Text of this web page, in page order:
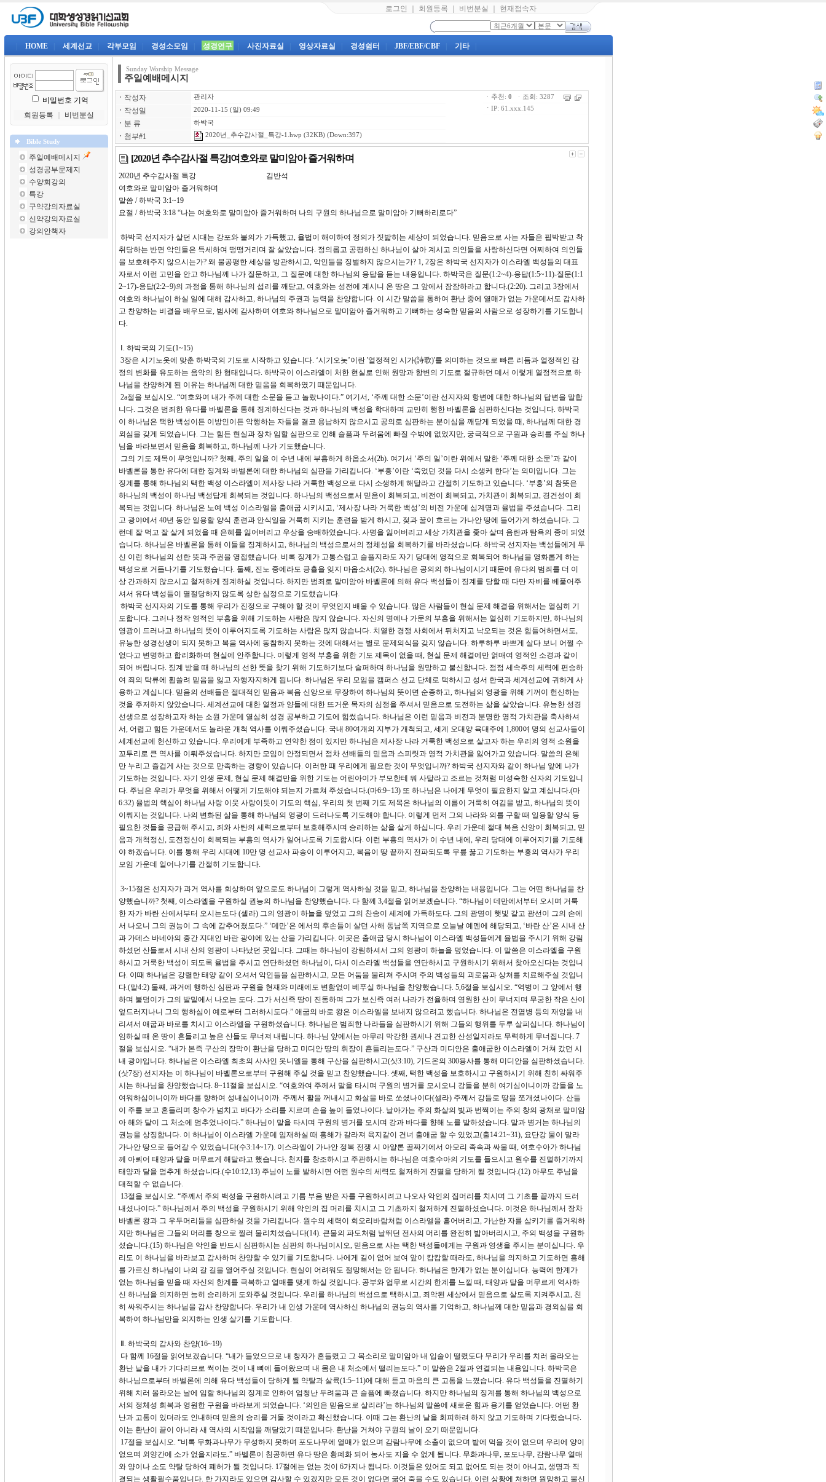
로그인 회원등록 비번분실 현재접속자
HOME 세계선교 각부모임 경성소모임 성경연구 사진자료실 영상자료실 경성쉼터 JBF/EBF/CBF 기타
비밀번호 기억
회원등록
비번분실
Bible Study
주일예배메시지
성경공부문제지
수양회강의
특강
구약강의자료실
신약강의자료실
강의안책자
Sunday Worship Message
주일예배메시지
ㆍ 작성자 관리자
ㆍ 작성일 2020-11-15 (일) 09:49
ㆍ 분 류 하박국
ㆍ 첨부#1 2020년_추수감사절_특강-1.hwp (32KB) (Down:397)
ㆍ추천: 0 ㆍ조회: 3287
ㆍ IP: 61.xxx.145
[2020년 추수감사절 특강]여호와로 말미암아 즐거워하며
2020년 추수감사절 특강 김반석
여호와로 말미암아 즐거워하며
말씀 / 하박국 3:1~19
요절 / 하박국 3:18 “나는 여호와로 말미암아 즐거워하며 나의 구원의 하나님으로 말미암아 기뻐하리로다”
하박국 선지자가 살던 시대는 강포와 불의가 가득했고, 율법이 해이하여 정의가 짓밟히는 세상이 되었습니다. 믿음으로 사는 자들은 핍박받고 착
취당하는 반면 악인들은 득세하여 떵떵거리며 잘 살았습니다. 정의롭고 공평하신 하나님이 살아 계시고 의인들을 사랑하신다면 어찌하여 의인들
을 보호해주지 않으시는가? 왜 불공평한 세상을 방관하시고, 악인들을 징벌하지 않으시는가? 1, 2장은 하박국 선지자가 이스라엘 백성들의 대표
자로서 이런 고민을 안고 하나님께 나가 질문하고, 그 질문에 대한 하나님의 응답을 듣는 내용입니다. 하박국은 질문(1:2~4)-응답(1:5~11)-질문(1:1
2~17)-응답(2:2~9)의 과정을 통해 하나님의 섭리를 깨닫고, 여호와는 성전에 계시니 온 땅은 그 앞에서 잠잠하라고 합니다.(2:20). 그리고 3장에서
여호와 하나님이 하실 일에 대해 감사하고, 하나님의 주권과 능력을 찬양합니다. 이 시간 말씀을 통하여 환난 중에 열매가 없는 가운데서도 감사하
고 찬양하는 비결을 배우므로, 범사에 감사하며 여호와 하나님으로 말미암아 즐거워하고 기뻐하는 성숙한 믿음의 사람으로 성장하기를 기도합니
다.
Ⅰ. 하박국의 기도(1~15)
3장은 시기노옷에 맞춘 하박국의 기도로 시작하고 있습니다. ‘시기오놋’이란 '열정적인 시가(詩歌)'를 의미하는 것으로 빠른 리듬과 열정적인 감
정의 변화를 유도하는 음악의 한 형태입니다. 하박국이 이스라엘이 처한 현실로 인해 원망과 항변의 기도로 절규하던 데서 이렇게 열정적으로 하
나님을 찬양하게 된 이유는 하나님께 대한 믿음을 회복하였기 때문입니다.
2a절을 보십시오. “여호와여 내가 주께 대한 소문을 듣고 놀랐나이다.” 여기서, ‘주께 대한 소문’이란 선지자의 항변에 대한 하나님의 답변을 말합
니다. 그것은 범죄한 유다를 바벨론을 통해 징계하신다는 것과 하나님의 백성을 학대하며 교만히 행한 바벨론을 심판하신다는 것입니다. 하박국
이 하나님은 택한 백성이든 이방인이든 악행하는 자들을 결코 용납하지 않으시고 공의로 심판하는 분이심을 깨닫게 되었을 때, 하나님께 대한 경
외심을 갖게 되었습니다. 그는 힘든 현실과 장차 임할 심판으로 인해 슬픔과 두려움에 빠질 수밖에 없었지만, 궁극적으로 구원과 승리를 주실 하나
님을 바라보면서 믿음을 회복하고, 하나님께 나가 기도했습니다.
그의 기도 제목이 무엇입니까? 첫째, 주의 일을 이 수년 내에 부흥하게 하옵소서(2b). 여기서 ‘주의 일’이란 위에서 말한 ‘주께 대한 소문’과 같이
바벨론을 통한 유다에 대한 징계와 바벨론에 대한 하나님의 심판을 가리킵니다. ‘부흥’이란 ‘죽었던 것을 다시 소생케 한다’는 의미입니다. 그는
징계를 통해 하나님의 택한 백성 이스라엘이 제사장 나라 거룩한 백성으로 다시 소생하게 해달라고 간절히 기도하고 있습니다. ‘부흥’의 참뜻은
하나님의 백성이 하나님 백성답게 회복되는 것입니다. 하나님의 백성으로서 믿음이 회복되고, 비전이 회복되고, 가치관이 회복되고, 경건성이 회
복되는 것입니다. 하나님은 노예 백성 이스라엘을 출애굽 시키시고, ‘제사장 나라 거룩한 백성’의 비전 가운데 십계명과 율법을 주셨습니다. 그리
고 광야에서 40년 동안 일용할 양식 훈련과 안식일을 거룩히 지키는 훈련을 받게 하시고, 젖과 꿀이 흐르는 가나안 땅에 들어가게 하셨습니다. 그
런데 잘 먹고 잘 살게 되었을 때 은혜를 잃어버리고 우상을 숭배하였습니다. 사명을 잃어버리고 세상 가치관을 좇아 살며 음란과 탐욕의 종이 되었
습니다. 하나님은 바벨론을 통해 이들을 징계하시고, 하나님의 백성으로서의 정체성을 회복하기를 바라셨습니다. 하박국 선지자는 백성들에게 두
신 이런 하나님의 선한 뜻과 주권을 영접했습니다. 비록 징계가 고통스럽고 슬플지라도 자기 당대에 영적으로 회복되어 하나님을 영화롭게 하는
백성으로 거듭나기를 기도했습니다. 둘째, 진노 중에라도 긍휼을 잊지 마옵소서(2c). 하나님은 공의의 하나님이시기 때문에 유다의 범죄를 더 이
상 간과하지 않으시고 철저하게 징계하실 것입니다. 하지만 범죄로 말미암아 바벨론에 의해 유다 백성들이 징계를 당할 때 다만 자비를 베풀어주
셔서 유다 백성들이 멸절당하지 않도록 상한 심정으로 기도했습니다.
하박국 선지자의 기도를 통해 우리가 진정으로 구해야 할 것이 무엇인지 배울 수 있습니다. 많은 사람들이 현실 문제 해결을 위해서는 열심히 기
도합니다. 그러나 정작 영적인 부흥을 위해 기도하는 사람은 많지 않습니다. 자신의 명예나 가문의 부흥을 위해서는 열심히 기도하지만, 하나님의
영광이 드러나고 하나님의 뜻이 이루어지도록 기도하는 사람은 많지 않습니다. 치열한 경쟁 사회에서 뒤처지고 낙오되는 것은 힘들어하면서도,
유능한 성경선생이 되지 못하고 복음 역사에 동참하지 못하는 것에 대해서는 별로 문제의식을 갖지 않습니다. 하루하루 바쁘게 살다 보니 어쩔 수
없다고 변명하고 합리화하며 현실에 안주합니다. 이렇게 영적 부흥을 위한 기도 제목이 없을 때, 현실 문제 해결에만 얽매여 영적인 소경과 같이
되어 버립니다. 징계 받을 때 하나님의 선한 뜻을 찾기 위해 기도하기보다 슬퍼하며 하나님을 원망하고 불신합니다. 점점 세속주의 세력에 편승하
여 죄의 탁류에 휩쓸려 믿음을 잃고 자행자지하게 됩니다. 하나님은 우리 모임을 캠퍼스 선교 단체로 택하시고 성서 한국과 세계선교에 귀하게 사
용하고 계십니다. 믿음의 선배들은 절대적인 믿음과 복음 신앙으로 무장하여 하나님의 뜻이면 순종하고, 하나님의 영광을 위해 기꺼이 헌신하는
것을 주저하지 않았습니다. 세계선교에 대한 열정과 양들에 대한 뜨거운 목자의 심정을 주셔서 믿음으로 도전하는 삶을 살았습니다. 유능한 성경
선생으로 성장하고자 하는 소원 가운데 열심히 성경 공부하고 기도에 힘썼습니다. 하나님은 이런 믿음과 비전과 분명한 영적 가치관을 축사하셔
서, 어렵고 힘든 가운데서도 놀라운 개척 역사를 이뤄주셨습니다. 국내 80여개의 지부가 개척되고, 세계 오대양 육대주에 1,800여 명의 선교사들이
세계선교에 헌신하고 있습니다. 우리에게 부족하고 연약한 점이 있지만 하나님은 제사장 나라 거룩한 백성으로 살고자 하는 우리의 영적 소원을
꼬투리로 큰 역사를 이뤄주셨습니다. 하지만 모임이 안정되면서 점차 선배들의 믿음과 스피릿과 영적 가치관을 잃어가고 있습니다. 말씀의 은혜
만 누리고 즐겁게 사는 것으로 만족하는 경향이 있습니다. 이러한 때 우리에게 필요한 것이 무엇입니까? 하박국 선지자와 같이 하나님 앞에 나가
기도하는 것입니다. 자기 인생 문제, 현실 문제 해결만을 위한 기도는 어린아이가 부모한테 뭐 사달라고 조르는 것처럼 미성숙한 신자의 기도입니
다. 주님은 우리가 무엇을 위해서 어떻게 기도해야 되는지 가르쳐 주셨습니다.(마6:9~13) 또 하나님은 나에게 무엇이 필요한지 알고 계십니다.(마
6:32) 율법의 핵심이 하나님 사랑 이웃 사랑이듯이 기도의 핵심, 우리의 첫 번째 기도 제목은 하나님의 이름이 거룩히 여김을 받고, 하나님의 뜻이
이뤄지는 것입니다. 나의 변화된 삶을 통해 하나님의 영광이 드러나도록 기도해야 합니다. 이렇게 먼저 그의 나라와 의를 구할 때 일용할 양식 등
필요한 것들을 공급해 주시고, 죄와 사탄의 세력으로부터 보호해주시며 승리하는 삶을 살게 하십니다. 우리 가운데 절대 복음 신앙이 회복되고, 믿
음과 개척정신, 도전정신이 회복되는 부흥의 역사가 일어나도록 기도합시다. 이런 부흥의 역사가 이 수년 내에, 우리 당대에 이루어지기를 기도해
야 하겠습니다. 이를 통해 우리 시대에 10만 명 선교사 파송이 이루어지고, 복음이 땅 끝까지 전파되도록 무릎 꿇고 기도하는 부흥의 역사가 우리
모임 가운데 일어나기를 간절히 기도합니다.
3~15절은 선지자가 과거 역사를 회상하며 앞으로도 하나님이 그렇게 역사하실 것을 믿고, 하나님을 찬양하는 내용입니다. 그는 어떤 하나님을 찬
양했습니까? 첫째, 이스라엘을 구원하실 권능의 하나님을 찬양했습니다. 다 함께 3,4절을 읽어보겠습니다. “하나님이 데만에서부터 오시며 거룩
한 자가 바란 산에서부터 오시는도다 (셀라) 그의 영광이 하늘을 덮었고 그의 찬송이 세계에 가득하도다. 그의 광명이 햇빛 같고 광선이 그의 손에
서 나오니 그의 권능이 그 속에 감추어졌도다.” ‘데만’은 에서의 후손들이 살던 사해 동남쪽 지역으로 오늘날 예멘에 해당되고, ‘바란 산’은 시내 산
과 가데스 바네아의 중간 지대인 바란 광야에 있는 산을 가리킵니다. 이곳은 출애굽 당시 하나님이 이스라엘 백성들에게 율법을 주시기 위해 강림
하셨던 산들로서 시내 산의 영광이 나타났던 곳입니다. 그때는 하나님이 강림하셔서 그의 영광이 하늘을 덮었습니다. 이 말씀은 이스라엘을 구원
하시고 거룩한 백성이 되도록 율법을 주시고 연단하셨던 하나님이, 다시 이스라엘 백성들을 연단하시고 구원하시기 위해서 찾아오신다는 것입니
다. 이때 하나님은 강렬한 태양 같이 오셔서 악인들을 심판하시고, 모든 어둠을 물리쳐 주시며 주의 백성들의 괴로움과 상처를 치료해주실 것입니
다.(말4:2) 둘째, 과거에 행하신 심판과 구원을 현재와 미래에도 변함없이 베푸실 하나님을 찬양했습니다. 5,6절을 보십시오. “역병이 그 앞에서 행
하며 불덩이가 그의 발밑에서 나오는 도다. 그가 서신즉 땅이 진동하며 그가 보신즉 여러 나라가 전율하며 영원한 산이 무너지며 무궁한 작은 산이
엎드러지나니 그의 행하심이 예로부터 그러하시도다.” 애굽의 바로 왕은 이스라엘을 보내지 않으려고 했습니다. 하나님은 전염병 등의 재앙을 내
리셔서 애굽과 바로를 치시고 이스라엘을 구원하셨습니다. 하나님은 범죄한 나라들을 심판하시기 위해 그들의 행위를 두루 살피십니다. 하나님이
임하실 때 온 땅이 흔들리고 높은 산들도 무너져 내립니다. 하나님 앞에서는 아무리 막강한 권세나 견고한 산성일지라도 무력하게 무너집니다. 7
절을 보십시오. “내가 본즉 구산의 장막이 환난을 당하고 미디안 땅의 휘장이 흔들리는도다.” 구산과 미디안은 출애굽한 이스라엘이 거쳐 갔던 시
내 광야입니다. 하나님은 이스라엘 최초의 사사인 옷니엘을 통해 구산을 심판하시고(삿3:10), 기드온의 300용사를 통해 미디안을 심판하셨습니다.
(삿7장) 선지자는 이 하나님이 바벨론으로부터 구원해 주실 것을 믿고 찬양했습니다. 셋째, 택한 백성을 보호하시고 구원하시기 위해 친히 싸워주
시는 하나님을 찬양했습니다. 8~11절을 보십시오. “여호와여 주께서 말을 타시며 구원의 병거를 모시오니 강들을 분히 여기심이니이까 강들을 노
여워하심이니이까 바다를 향하여 성내심이니이까. 주께서 활을 꺼내시고 화살을 바로 쏘셨나이다(셀라) 주께서 강들로 땅을 쪼개셨나이다. 산들
이 주를 보고 흔들리며 창수가 넘치고 바다가 소리를 지르며 손을 높이 들었나이다. 날아가는 주의 화살의 빛과 번쩍이는 주의 창의 광채로 말미암
아 해와 달이 그 처소에 멈추었나이다.” 하나님이 말을 타시며 구원의 병거를 모시며 강과 바다를 향해 노를 발하셨습니다. 말과 병거는 하나님의
권능을 상징합니다. 이 하나님이 이스라엘 가운데 임재하실 때 홍해가 갈라져 육지같이 건너 출애굽 할 수 있었고(출14:21~31), 요단강 물이 말라
가나안 땅으로 들어갈 수 있었습니다(수3:14~17). 이스라엘이 가나안 정복 전쟁 시 아얄론 골짜기에서 아모리 족속과 싸울 때, 여호수아가 하나님
께 아뢰어 태양과 달을 머무르게 해달라고 했습니다. 천지를 창조하시고 주관하시는 하나님은 여호수아의 기도를 들으시고 원수를 진멸하기까지
태양과 달을 멈추게 하셨습니다.(수10:12,13) 주님이 노를 발하시면 어떤 원수의 세력도 철저하게 진멸을 당하게 될 것입니다.(12) 아무도 주님을
대적할 수 없습니다.
13절을 보십시오. “주께서 주의 백성을 구원하시려고 기름 부음 받은 자를 구원하시려고 나오사 악인의 집머리를 치시며 그 기초를 끝까지 드러
내셨나이다.” 하나님께서 주의 백성을 구원하시기 위해 악인의 집 머리를 치시고 그 기초까지 철저하게 진멸하셨습니다. 이것은 하나님께서 장차
바벨론 왕과 그 우두머리들을 심판하실 것을 가리킵니다. 원수의 세력이 회오리바람처럼 이스라엘을 흩어버리고, 가난한 자를 삼키기를 즐거워하
지만 하나님은 그들의 머리를 창으로 찔러 물리치셨습니다(14). 큰물의 파도처럼 날뛰던 전사의 머리를 완전히 밟아버리시고, 주의 백성을 구원하
셨습니다.(15) 하나님은 악인을 반드시 심판하시는 심판의 하나님이시오, 믿음으로 사는 택한 백성들에게는 구원과 영생을 주시는 분이십니다. 우
리도 이 하나님을 바라보고 감사하며 찬양할 수 있기를 기도합니다. 나에게 길이 없어 보여 앞이 캄캄할 때라도, 하나님을 의지하고 기도하면 홍해
를 가르신 하나님이 나의 갈 길을 열어주실 것입니다. 현실이 어려워도 절망해서는 안 됩니다. 하나님은 한계가 없는 분이십니다. 능력에 한계가
없는 하나님을 믿을 때 자신의 한계를 극복하고 열매를 맺게 하실 것입니다. 공부와 업무로 시간의 한계를 느낄 때, 태양과 달을 머무르게 역사하
신 하나님을 의지하면 능히 승리하게 도와주실 것입니다. 우리를 하나님의 백성으로 택하시고, 죄악된 세상에서 믿음으로 살도록 지켜주시고, 친
히 싸워주시는 하나님을 감사 찬양합니다. 우리가 내 인생 가운데 역사하신 하나님의 권능의 역사를 기억하고, 하나님께 대한 믿음과 경외심을 회
복하여 하나님만을 의지하는 인생 살기를 기도합니다.
Ⅱ. 하박국의 감사와 찬양(16~19)
다 함께 16절을 읽어보겠습니다. “내가 들었으므로 내 창자가 흔들렸고 그 목소리로 말미암아 내 입술이 떨렸도다 무리가 우리를 치러 올라오는
환난 날을 내가 기다리므로 썩이는 것이 내 뼈에 들어왔으며 내 몸은 내 처소에서 떨리는도다.” 이 말씀은 2절과 연결되는 내용입니다. 하박국은
하나님으로부터 바벨론에 의해 유다 백성들이 당하게 될 약탈과 살륙(1:5~11)에 대해 듣고 마음의 큰 고통을 느꼈습니다. 유다 백성들을 진멸하기
위해 치러 올라오는 날에 임할 하나님의 징계로 인하여 엄청난 두려움과 큰 슬픔에 빠졌습니다. 하지만 하나님의 징계를 통해 하나님의 백성으로
서의 정체성 회복과 영원한 구원을 바라보게 되었습니다. ‘의인은 믿음으로 살리라’는 하나님의 말씀에 새로운 힘과 용기를 얻었습니다. 어떤 환
난과 고통이 있더라도 인내하며 믿음의 승리를 거둘 것이라고 확신했습니다. 이때 그는 환난의 날을 회피하려 하지 않고 기도하며 기다렸습니다.
이는 환난이 끝이 아니라 새 역사의 시작임을 깨달았기 때문입니다. 환난을 거쳐야 구원의 날이 오기 때문입니다.
17절을 보십시오. “비록 무화과나무가 무성하지 못하며 포도나무에 열매가 없으며 감람나무에 소출이 없으며 밭에 먹을 것이 없으며 우리에 양이
없으며 외양간에 소가 없을지라도.” 바벨론이 침공하면 유다 땅은 황폐화 되어 농사도 지을 수 없게 됩니다. 무화과나무, 포도나무, 감람나무 열매
와 양이나 소도 약탈 당하여 폐허가 될 것입니다. 17절에는 없는 것이 6가지나 됩니다. 이것들은 있어도 되고 없어도 되는 것이 아니고, 생명과 직
결되는 생활필수품입니다. 한 가지라도 있으면 감사할 수 있겠지만 모든 것이 없다면 굶어 죽을 수도 있습니다. 이런 상황에 처하면 원망하고 불신